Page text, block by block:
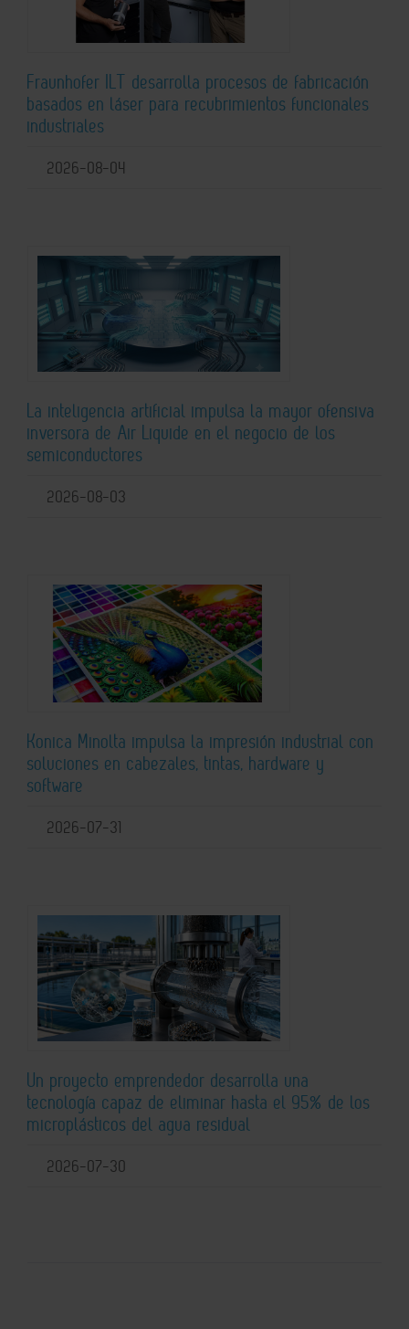
Fraunhofer ILT desarrolla procesos de fabricación
basados en láser para recubrimientos funcionales
industriales
2026-08-04
La inteligencia artificial impulsa la mayor ofensiva
inversora de Air Liquide en el negocio de los
semiconductores
2026-08-03
Konica Minolta impulsa la impresión industrial con
soluciones en cabezales, tintas, hardware y
software
2026-07-31
Un proyecto emprendedor desarrolla una
tecnología capaz de eliminar hasta el 95% de los
microplásticos del agua residual
2026-07-30